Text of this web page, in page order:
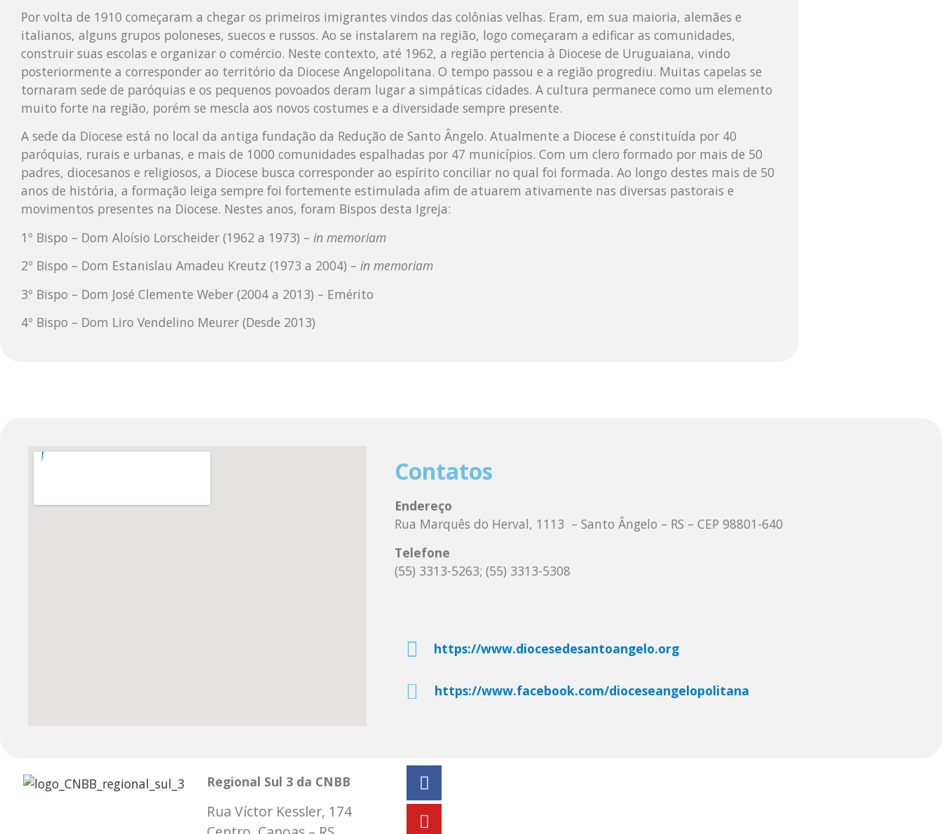
Por volta de 1910 começaram a chegar os primeiros imigrantes vindos das colônias velhas. Eram, em sua maioria, alemães e
italianos, alguns grupos poloneses, suecos e russos. Ao se instalarem na região, logo começaram a edificar as comunidades,
construir suas escolas e organizar o comércio. Neste contexto, até 1962, a região pertencia à Diocese de Uruguaiana, vindo
posteriormente a corresponder ao território da Diocese Angelopolitana. O tempo passou e a região progrediu. Muitas capelas se
tornaram sede de paróquias e os pequenos povoados deram lugar a simpáticas cidades. A cultura permanece como um elemento
muito forte na região, porém se mescla aos novos costumes e a diversidade sempre presente.
A sede da Diocese está no local da antiga fundação da Redução de Santo Ângelo. Atualmente a Diocese é constituída por 40
paróquias, rurais e urbanas, e mais de 1000 comunidades espalhadas por 47 municípios. Com um clero formado por mais de 50
padres, diocesanos e religiosos, a Diocese busca corresponder ao espírito conciliar no qual foi formada. Ao longo destes mais de 50
anos de história, a formação leiga sempre foi fortemente estimulada afim de atuarem ativamente nas diversas pastorais e
movimentos presentes na Diocese. Nestes anos, foram Bispos desta Igreja:
1º Bispo – Dom Aloísio Lorscheider (1962 a 1973) – in memoriam
2º Bispo – Dom Estanislau Amadeu Kreutz (1973 a 2004) – in memoriam
3º Bispo – Dom José Clemente Weber (2004 a 2013) – Emérito
4º Bispo – Dom Liro Vendelino Meurer (Desde 2013)
Contatos
Endereço
Rua Marquês do Herval, 1113 – Santo Ângelo – RS – CEP 98801-640
Telefone
(55) 3313-5263; (55) 3313-5308
https://www.diocesedesantoangelo.org
https://www.facebook.com/dioceseangelopolitana
Regional Sul 3 da CNBB
Rua Víctor Kessler, 174